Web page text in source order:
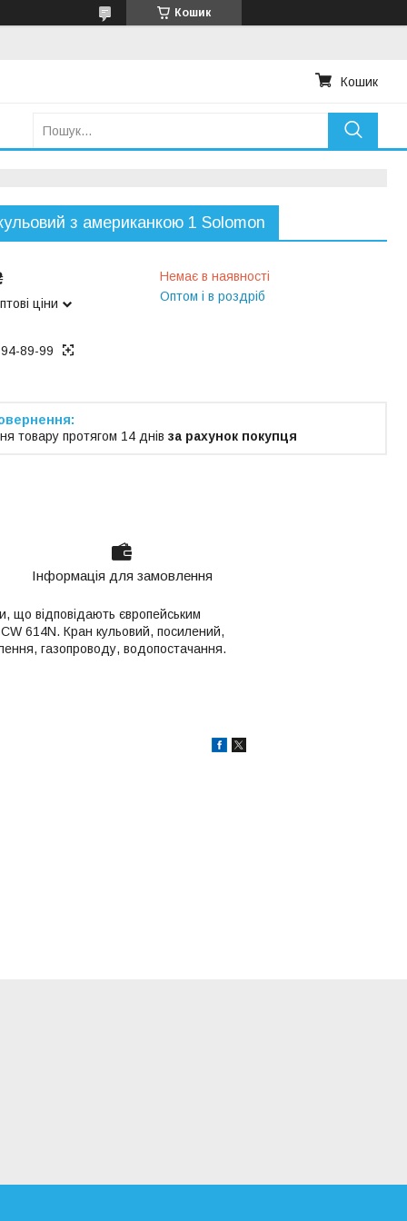
Кошик
Кошик
з американкою 1 Solomon
ціни
Немає в наявності
Оптом і в роздріб
89-99
товару протягом 14 днів за рахунок покупця
Інформація для замовлення
що відповідають європейським
614N. Кран кульовий, посилений,
газопроводу, водопостачання.